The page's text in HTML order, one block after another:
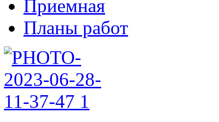
Приемная
Планы работ